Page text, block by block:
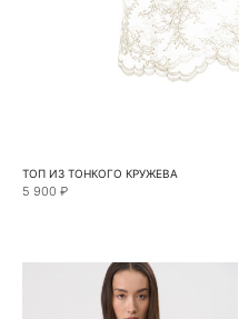
ТОП ИЗ ТОНКОГО КРУЖЕВА
5 900 ₽